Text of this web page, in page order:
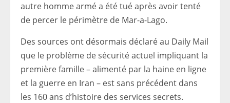
autre homme armé a été tué après avoir tenté
de percer le périmètre de Mar-a-Lago.
Des sources ont désormais déclaré au Daily Mail
que le problème de sécurité actuel impliquant la
première famille – alimenté par la haine en ligne
et la guerre en Iran – est sans précédent dans
les 160 ans d’histoire des services secrets.